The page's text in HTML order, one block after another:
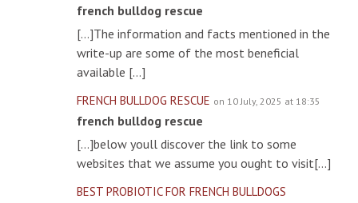
french bulldog rescue
[…]The information and facts mentioned in the
write-up are some of the most beneficial
available […]
FRENCH BULLDOG RESCUE on 10 July, 2025 at 18:35
french bulldog rescue
[…]below youll discover the link to some
websites that we assume you ought to visit[…]
BEST PROBIOTIC FOR FRENCH BULLDOGS